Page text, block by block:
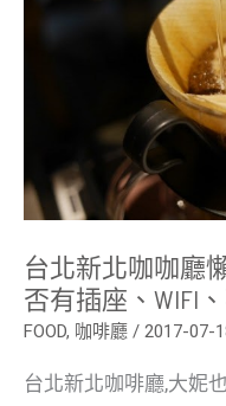
台北新北咖咖廳
否有插座、WIFI
FOOD, 咖啡廳 / 2017-07-
台北新北咖啡廳,大妮
包,
(記
錄
是
否
插
座、
WIFI、
不
時)